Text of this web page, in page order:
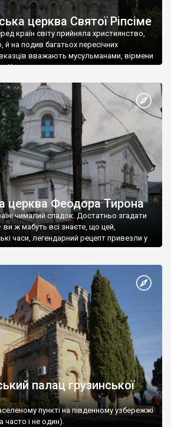
церква Святої Ріпсіме
країн світу прийняла християнство,
й на подив багатьох пересічних
вважають мусульманами, вірмени
Христа
церква Феодора Тирона
чималий спадок. Достатньо згадати
ви ж мабуть всі знаєте, що цей,
часи, легендарний рецепт привезли у
палац грузинської
пункті на південному узбережжі
часто і не один).